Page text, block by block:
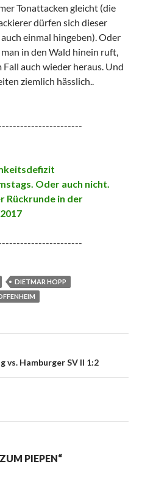
Tonattacken gleicht (die
dürfen sich dieser
einmal hingeben). Oder
in den Wald hinein ruft,
Fall auch wieder heraus. Und
ziemlich hässlich..
Oder auch nicht.
Rückrunde in der
DIETMAR HOPP
vs. Hamburger SV II 1:2
PIEPEN“